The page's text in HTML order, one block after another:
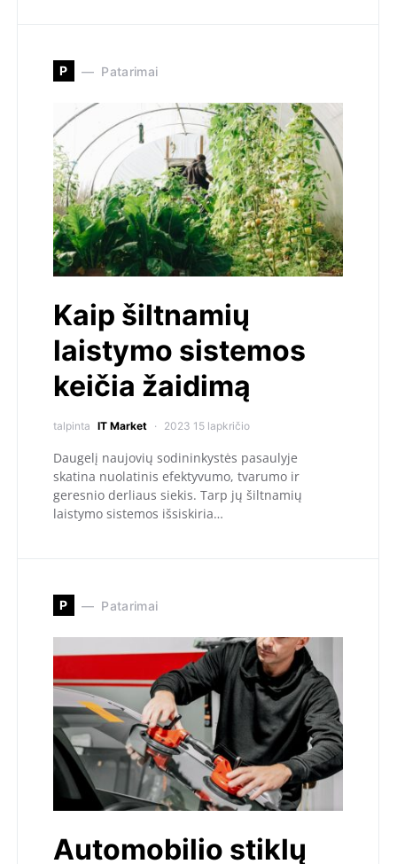
P Patarimai
Kaip šiltnamių
laistymo sistemos
keičia žaidimą
talpinta IT Market 2023 15 lapkričio
Daugelį naujovių sodininkystės pasaulyje
skatina nuolatinis efektyvumo, tvarumo ir
geresnio derliaus siekis. Tarp jų šiltnamių
laistymo sistemos išsiskiria…
P Patarimai
Automobilio stiklų